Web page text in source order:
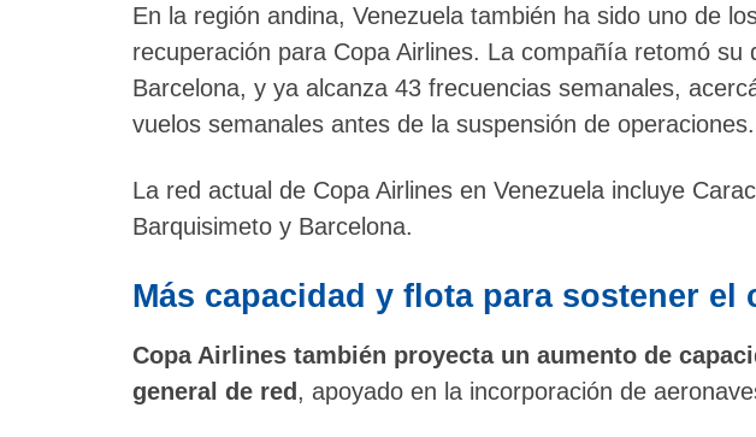
En la región andina, Venezuela también ha sido uno de
recuperación para Copa Airlines. La compañía retomó su
Barcelona, y ya alcanza 43 frecuencias semanales,
vuelos semanales antes de la suspensión de operaciones.
La red actual de Copa Airlines en Venezuela incluye
Barquisimeto y Barcelona.
Más capacidad y flota para sostener el
Copa Airlines también proyecta un aumento de
general de red , apoyado en la incorporación de